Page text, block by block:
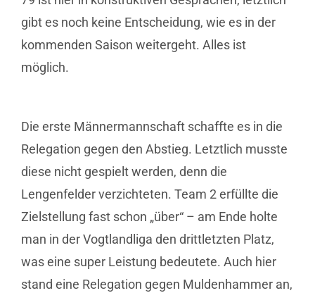
gibt es noch keine Entscheidung, wie es in der
kommenden Saison weitergeht. Alles ist
möglich.
Die erste Männermannschaft schaffte es in die
Relegation gegen den Abstieg. Letztlich musste
diese nicht gespielt werden, denn die
Lengenfelder verzichteten. Team 2 erfüllte die
Zielstellung fast schon „über“ – am Ende holte
man in der Vogtlandliga den drittletzten Platz,
was eine super Leistung bedeutete. Auch hier
stand eine Relegation gegen Muldenhammer an,